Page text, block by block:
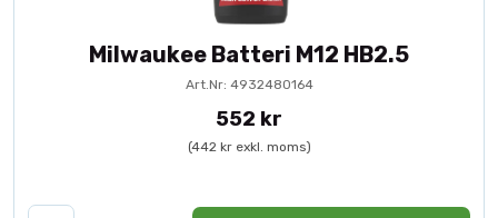
Milwaukee Batteri M12 HB2.5
Art.Nr: 4932480164
552 kr
(442 kr exkl. moms)